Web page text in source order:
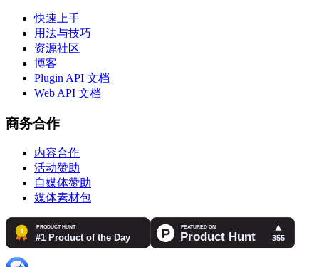
快速上手
用法与技巧
资源社区
博客
Plugin API 文档
Web API 文档
商务合作
内容合作
活动赞助
自媒体赞助
媒体素材包